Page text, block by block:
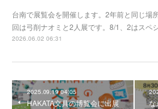
台南で展覧会を開催します。2年前と同じ場
回は弓削ナオミと2人展です。8/1、2はスペ
2026.06.02 06:31
2025.09.19 04:05
HAKATA文具の博覧会に出展
な